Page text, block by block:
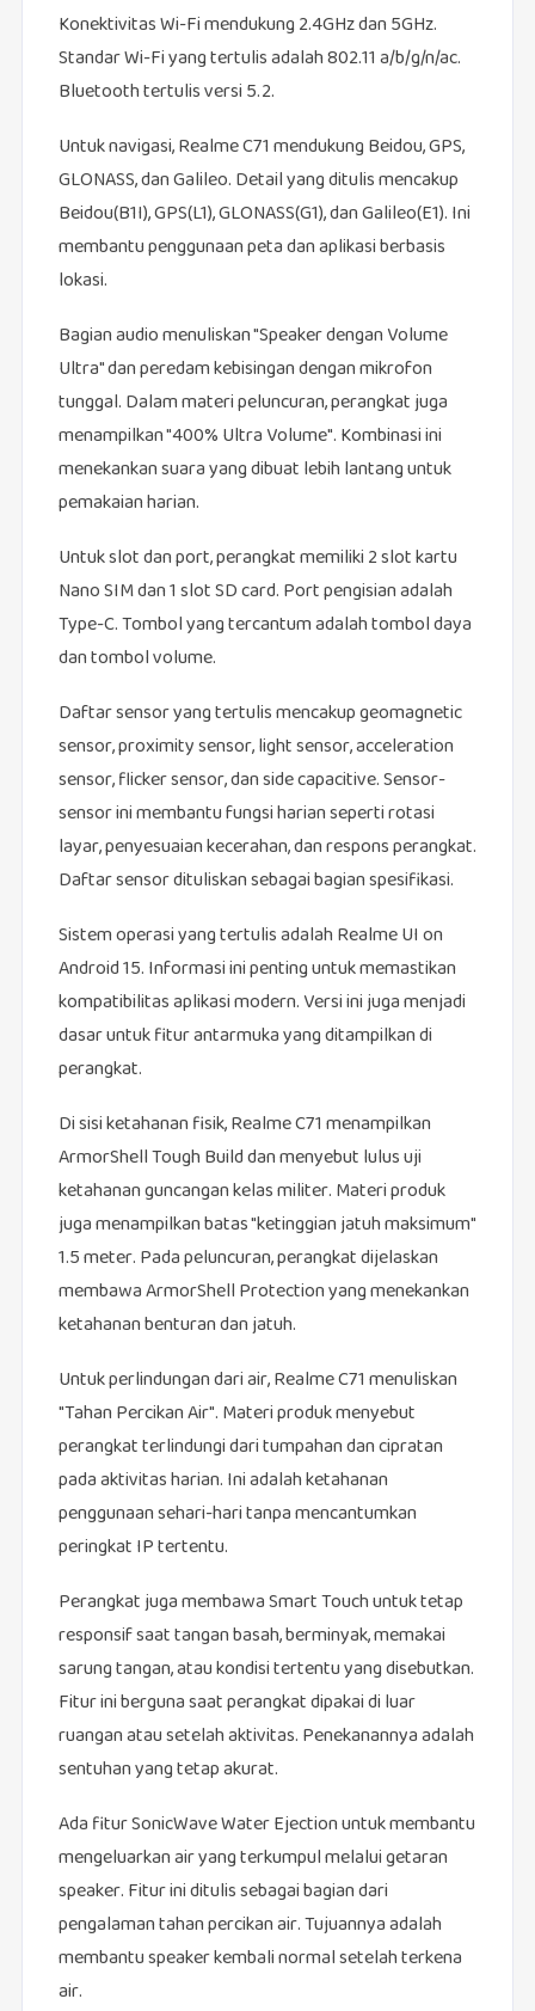
Konektivitas Wi-Fi mendukung 2.4GHz dan 5GHz.
Standar Wi-Fi yang tertulis adalah 802.11 a/b/g/n/ac.
Bluetooth tertulis versi 5.2.
Untuk navigasi, Realme C71 mendukung Beidou, GPS,
GLONASS, dan Galileo. Detail yang ditulis mencakup
Beidou(B1I), GPS(L1), GLONASS(G1), dan Galileo(E1). Ini
membantu penggunaan peta dan aplikasi berbasis
lokasi.
Bagian audio menuliskan "Speaker dengan Volume
Ultra" dan peredam kebisingan dengan mikrofon
tunggal. Dalam materi peluncuran, perangkat juga
menampilkan "400% Ultra Volume". Kombinasi ini
menekankan suara yang dibuat lebih lantang untuk
pemakaian harian.
Untuk slot dan port, perangkat memiliki 2 slot kartu
Nano SIM dan 1 slot SD card. Port pengisian adalah
Type-C. Tombol yang tercantum adalah tombol daya
dan tombol volume.
Daftar sensor yang tertulis mencakup geomagnetic
sensor, proximity sensor, light sensor, acceleration
sensor, flicker sensor, dan side capacitive. Sensor-
sensor ini membantu fungsi harian seperti rotasi
layar, penyesuaian kecerahan, dan respons perangkat.
Daftar sensor dituliskan sebagai bagian spesifikasi.
Sistem operasi yang tertulis adalah Realme UI on
Android 15. Informasi ini penting untuk memastikan
kompatibilitas aplikasi modern. Versi ini juga menjadi
dasar untuk fitur antarmuka yang ditampilkan di
perangkat.
Di sisi ketahanan fisik, Realme C71 menampilkan
ArmorShell Tough Build dan menyebut lulus uji
ketahanan guncangan kelas militer. Materi produk
juga menampilkan batas "ketinggian jatuh maksimum"
1.5 meter. Pada peluncuran, perangkat dijelaskan
membawa ArmorShell Protection yang menekankan
ketahanan benturan dan jatuh.
Untuk perlindungan dari air, Realme C71 menuliskan
"Tahan Percikan Air". Materi produk menyebut
perangkat terlindungi dari tumpahan dan cipratan
pada aktivitas harian. Ini adalah ketahanan
penggunaan sehari-hari tanpa mencantumkan
peringkat IP tertentu.
Perangkat juga membawa Smart Touch untuk tetap
responsif saat tangan basah, berminyak, memakai
sarung tangan, atau kondisi tertentu yang disebutkan.
Fitur ini berguna saat perangkat dipakai di luar
ruangan atau setelah aktivitas. Penekanannya adalah
sentuhan yang tetap akurat.
Ada fitur SonicWave Water Ejection untuk membantu
mengeluarkan air yang terkumpul melalui getaran
speaker. Fitur ini ditulis sebagai bagian dari
pengalaman tahan percikan air. Tujuannya adalah
membantu speaker kembali normal setelah terkena
air.